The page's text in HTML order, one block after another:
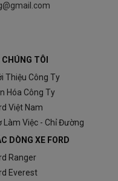
CHÚNG TÔI
Thiệu Công Ty
Hóa Công Ty
Việt Nam
Làm Việc - Chỉ Đường
DÒNG XE FORD
Ranger
Everest